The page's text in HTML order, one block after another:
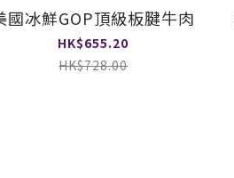
國冰鮮GOP頂級板腱牛肉
HK$655.20
HK$728.00